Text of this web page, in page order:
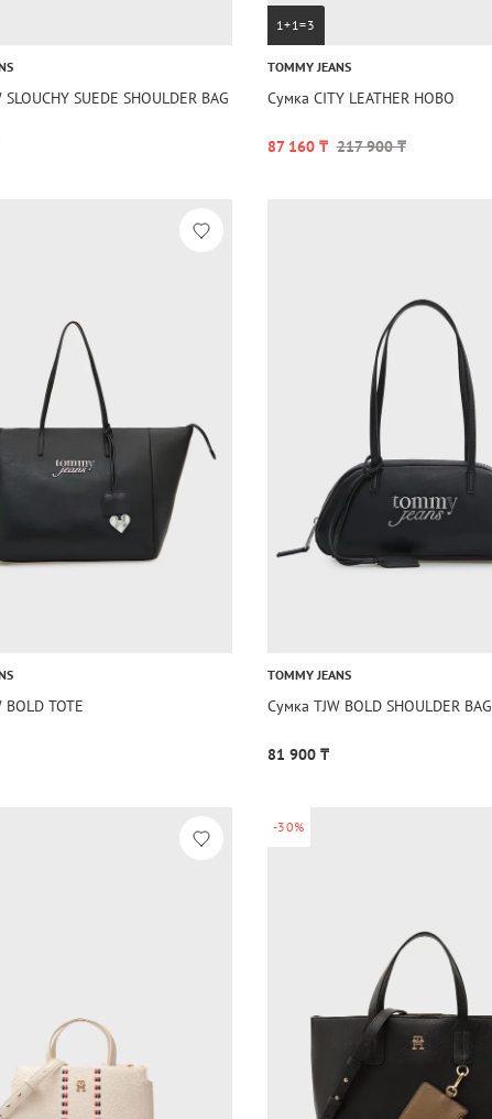
SUEDE SHOULDER BAG
1+1=3
TOMMY JEANS
Сумка CITY LEATHER HOBO
87 160 ₸ 217 900 ₸
TOTE
TOMMY JEANS
Сумка TJW BOLD SHOULDER BAG
81 900 ₸
-30%